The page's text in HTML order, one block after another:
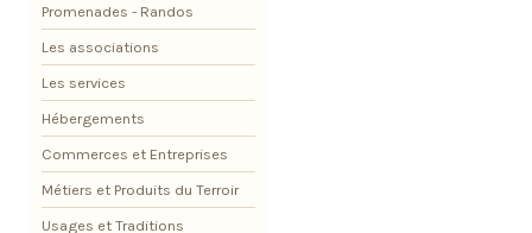
Promenades - Randos
Les associations
Les services
Hébergements
Commerces et Entreprises
Métiers et Produits du Terroir
Usages et Traditions